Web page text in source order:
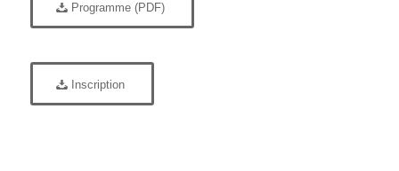
Programme (PDF)
Inscription